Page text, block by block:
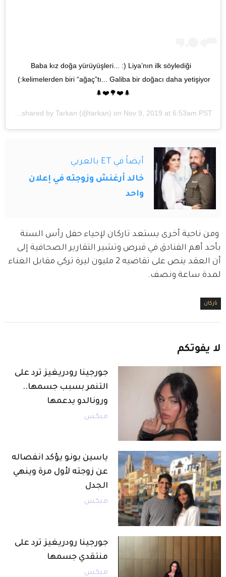
Baba kız doğa yürüyüşleri... :) Liya’nın ilk söylediği
kelimelerden biri “ağaç”tı... Galiba bir doğacı daha yetişiyor:)
🌲❤️🌳❤️🌲
Tarkan (@tarkan) on Nov 9, 2019 at 6:53am PST
أيضاً في ET بالعربي
خالد أرغنش وزوجته في إعلان
واحد
ومن ناحية أخرى يستعد تاركان لإحياء حفل رأس السنة
بأحد أهم الفنادق في قبرص وتشير التقارير الصحافية إلى
أن العقد ينص على تقاضيه 2 مليون ليرة تركي مقابل الغناء
لمدة ساعة ونصف.
تاركان
لا يفوتكم
جورجينا رودريغيز ترد على
التنمر بسبب جسمها..
ورونالدو يدعمها
ميكس
ياسين بونو يؤكد انفصاله
عن زوجته لأول مرة وينهي
الجدل
ميكس
جورجينا رودريغيز ترد على
منتقدي جسمها
ميكس